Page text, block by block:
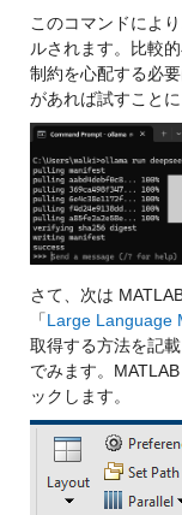
このコマンドによ
ルされます。比較
制約を心配する必
があれば試すことに
さて、次は
「Large Language
取得する方法を記
でみます。
ックします。